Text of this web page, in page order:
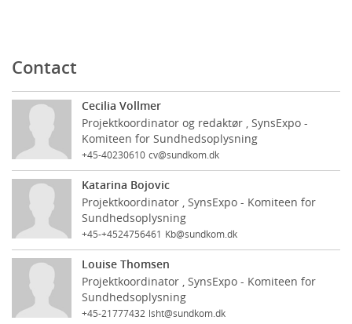
Contact
Cecilia Vollmer
Projektkoordinator og redaktør , SynsExpo -
Komiteen for Sundhedsoplysning
+45-40230610 cv@sundkom.dk
Katarina Bojovic
Projektkoordinator , SynsExpo - Komiteen for
Sundhedsoplysning
+45-+4524756461 Kb@sundkom.dk
Louise Thomsen
Projektkoordinator , SynsExpo - Komiteen for
Sundhedsoplysning
+45-21777432 lsht@sundkom.dk